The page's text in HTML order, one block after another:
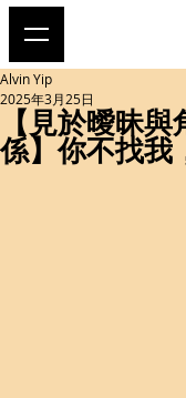
【見於曖昧
係】你不找我
Alvin Yip
2025年3月25日